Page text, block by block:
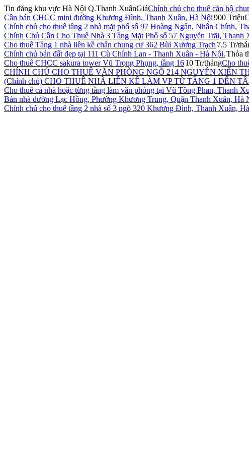
Tin đăng khu vực Hà Nội Q.Thanh XuânGiáChính chủ cho thuê căn hộ
Cần bán CHCC mini đường Khương Đình, Thanh Xuân, Hà Nội900 Triệu
Chính chủ cho thuê tầng 2 nhà mặt phố số 97 Hoàng Ngân, Nhân Chính,
Chính Chủ Cần Cho Thuê Nhà 3 Tầng Mặt Phố số 57 Nguyễn Trãi, Thanh
Cho thuê Tầng 1 nhà liền kề chân chung cư 362 Bùi Xương Trạch 7.5 Tr/
Chính chủ bán đất đẹp tại 111 Cù Chính Lan - Thanh Xuân - Hà Nội.Thỏa
Cho thuê CHCC sakura tower Vũ Trọng Phụng, tầng 1610 Tr/thángCho
CHÍNH CHỦ CHO THUÊ VĂN PHÒNG NGÕ 214 NGUYỄN XIỂN
(Chính chủ) CHO THUÊ NHÀ LIỀN KỀ LÀM VP TỪ TẦNG 1 ĐẾN
Cho thuê cả nhà hoặc từng tầng làm văn phòng tại Vũ Tông Phan, Thanh
Bán nhà đường Lạc Hồng, Phường Khương Trung, Quận Thanh Xuân, Hà
Chính chủ cho thuê tầng 2 nhà số 3 ngõ 320 Khương Đình, Thanh Xuân,